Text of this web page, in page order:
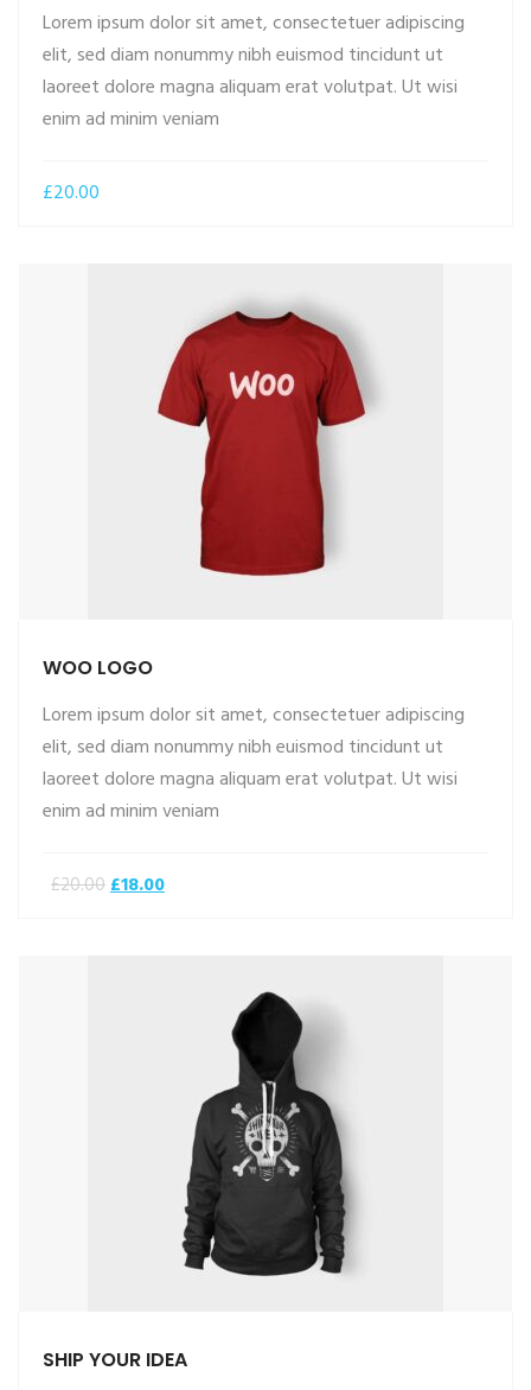
Lorem ipsum dolor sit amet, consectetuer adipiscing
elit, sed diam nonummy nibh euismod tincidunt ut
laoreet dolore magna aliquam erat volutpat. Ut wisi
enim ad minim veniam
£20.00
ADD TO CART
WOO LOGO
Lorem ipsum dolor sit amet, consectetuer adipiscing
elit, sed diam nonummy nibh euismod tincidunt ut
laoreet dolore magna aliquam erat volutpat. Ut wisi
enim ad minim veniam
£20.00£18.00
ADD TO CART
SHIP YOUR IDEA